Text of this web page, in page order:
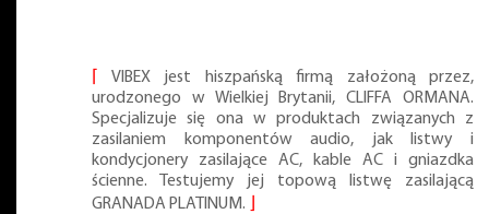
VIBEX jest hiszpańską firmą założoną przez,
urodzonego w Wielkiej Brytanii, CLIFFA ORMANA.
Specjalizuje się ona w produktach związanych z
zasilaniem komponentów audio, jak listwy i
kondycjonery zasilające AC, kable AC i gniazdka
ścienne. Testujemy jej topową listwę zasilającą
GRANADA PLATINUM.